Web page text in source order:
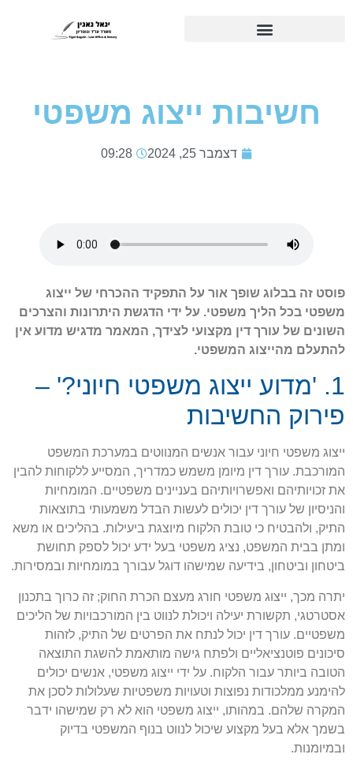
חשיבות ייצוג משפטי
דצמבר 25, 2024 09:28
פוסט זה בבלוג שופך אור על התפקיד ההכרחי של ייצוג
משפטי בכל הליך משפטי. על ידי הדגשת היתרונות והצרכים
השונים של עורך דין מקצועי לצידך, המאמר מדגיש מדוע אין
להתעלם מהייצוג המשפטי.
1. 'מדוע ייצוג משפטי חיוני?' –
פירוק החשיבות
ייצוג משפטי חיוני עבור אנשים המנווטים במערכת המשפט
המורכבת. עורך דין מיומן משמש כמדריך, המסייע ללקוחות להבין
את זכויותיהם ואפשרויותיהם בעניינים משפטיים. המומחיות
והניסיון של עורך דין יכולים לעשות הבדל משמעותי בתוצאות
התיק, ולהבטיח כי טובת הלקוח מיוצגת ביעילות. בהליכים או משא
ומתן בבית המשפט, נציג משפטי בעל ידע יכול לספק תחושת
ביטחון וביטחון, בידיעה שמישהו דוגל עבורך במומחיות ובמסירות.
יתרה מכך, ייצוג משפטי חורג מעצם הכרת החוק; זה כרוך בתכנון
אסטרטגי, תקשורת יעילה ויכולת לנווט בין המורכבויות של הליכים
משפטיים. עורך דין יכול לנתח את הפרטים של התיק, לזהות
סיכונים פוטנציאליים ולפתח גישה מותאמת להשגת התוצאה
הטובה ביותר עבור הלקוח. על ידי ייצוג משפטי, אנשים יכולים
להימנע ממלכודות נפוצות וטעויות משפטיות שעלולות לסכן את
המקרה שלהם. במהותו, ייצוג משפטי הוא לא רק שמישהו ידבר
בשמך אלא בעל מקצוע שיכול לנווט בנוף המשפטי בדיוק
ובמיומנות.